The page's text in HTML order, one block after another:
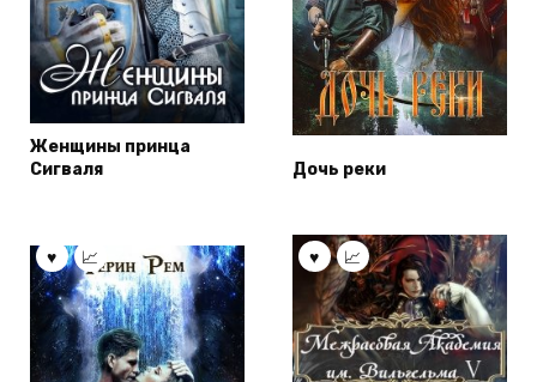
Женщины принца
Сигваля
Дочь реки